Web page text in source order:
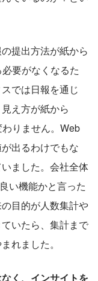
提出方法が紙から
要がなくなるた
では日報を通じ
え方が紙から
りません。Web
出るわけでもな
ました。会社全体
い機能かと言った
目的が人数集計や
いたら、集計まで
れました。
く、インサイトを